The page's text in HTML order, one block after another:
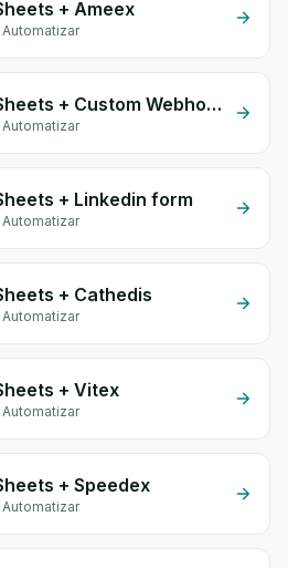
+ Ameex
Google Sheets + Custom Webhook
+ Linkedin form
+ Cathedis
+ Vitex
+ Speedex